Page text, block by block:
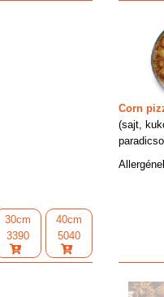
30cm
3390
40cm
5040
Corn
(sajt,